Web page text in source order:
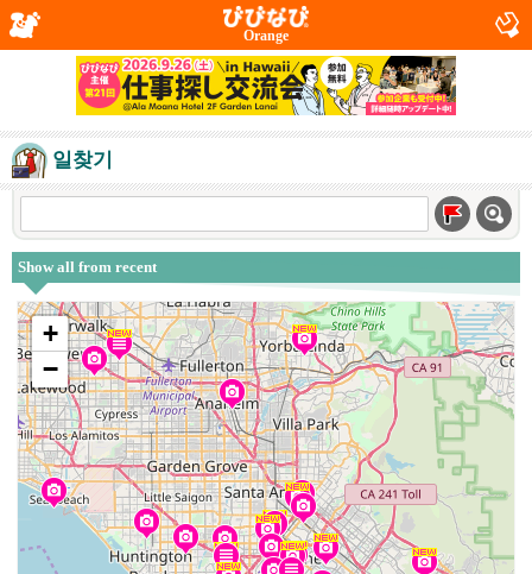
Orange
일찾기
Show all from recent
+
−